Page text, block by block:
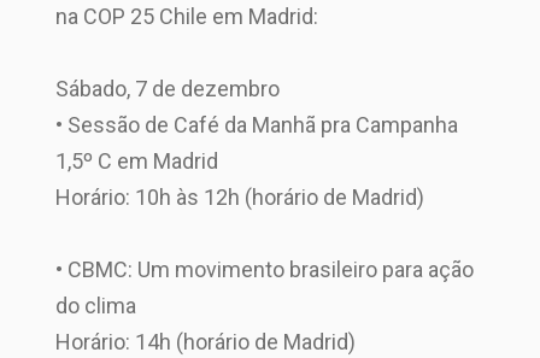
na COP 25 Chile em Madrid:
Sábado, 7 de dezembro
• Sessão de Café da Manhã pra Campanha
1,5º C em Madrid
Horário: 10h às 12h (horário de Madrid)
• CBMC: Um movimento brasileiro para ação
do clima
Horário: 14h (horário de Madrid)